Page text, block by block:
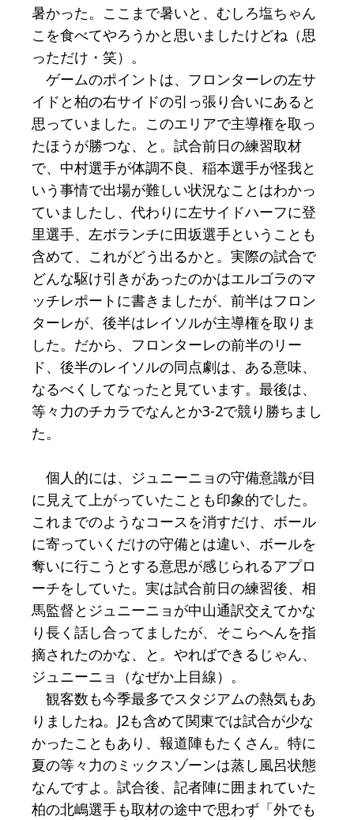
暑かった。ここまで暑いと、むしろ塩ちゃん
こを食べてやろうかと思いましたけどね（思
っただけ・笑）。
ゲームのポイントは、フロンターレの左サ
イドと柏の右サイドの引っ張り合いにあると
思っていました。このエリアで主導権を取っ
たほうが勝つな、と。試合前日の練習取材
で、中村選手が体調不良、稲本選手が怪我と
いう事情で出場が難しい状況なことはわかっ
ていましたし、代わりに左サイドハーフに登
里選手、左ボランチに田坂選手ということも
含めて、これがどう出るかと。実際の試合で
どんな駆け引きがあったのかはエルゴラのマ
ッチレポートに書きましたが、前半はフロン
ターレが、後半はレイソルが主導権を取りま
した。だから、フロンターレの前半のリー
ド、後半のレイソルの同点劇は、ある意味、
なるべくしてなったと見ています。最後は、
等々力のチカラでなんとか3-2で競り勝ちまし
た。
個人的には、ジュニーニョの守備意識が目
に見えて上がっていたことも印象的でした。
これまでのようなコースを消すだけ、ボール
に寄っていくだけの守備とは違い、ボールを
奪いに行こうとする意思が感じられるアプロ
ーチをしていた。実は試合前日の練習後、相
馬監督とジュニーニョが中山通訳交えてかな
り長く話し合ってましたが、そこらへんを指
摘されたのかな、と。やればできるじゃん、
ジュニーニョ（なぜか上目線）。
観客数も今季最多でスタジアムの熱気もあ
りましたね。J2も含めて関東では試合が少な
かったこともあり、報道陣もたくさん。特に
夏の等々力のミックスゾーンは蒸し風呂状態
なんですよ。試合後、記者陣に囲まれていた
柏の北嶋選手も取材の途中で思わず「外でも